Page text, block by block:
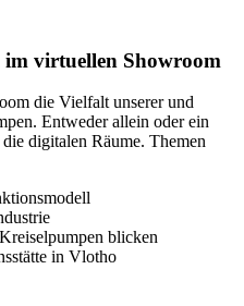
virtuellen Showroom
die Vielfalt unserer und
Entweder allein oder ein
digitalen Räume. Themen
blicken
in Vlotho